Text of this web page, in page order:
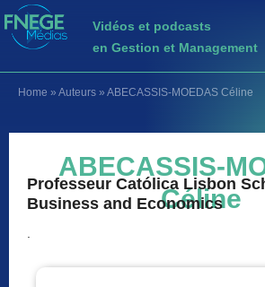
Vidéos et podcasts
en Gestion et Management
Home » Auteurs » ABECASSIS-MOEDAS Céline
ABECASSIS-
Céline
Professeur Católica Lisbon
Business and Economics